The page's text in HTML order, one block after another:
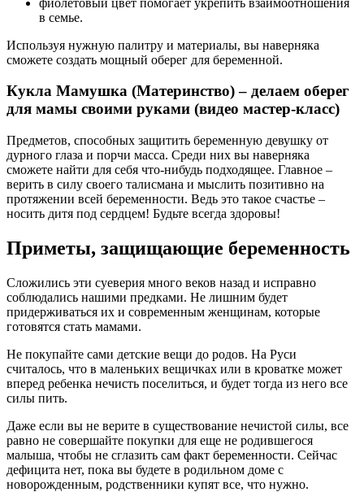
в семье.
Используя нужную палитру и материалы, вы наверняка
сможете создать мощный оберег для беременной.
Кукла Мамушка (Материнство) – делаем оберег
для мамы своими руками (видео мастер-класс)
Предметов, способных защитить беременную девушку от
дурного глаза и порчи масса. Среди них вы наверняка
сможете найти для себя что-нибудь подходящее. Главное –
верить в силу своего талисмана и мыслить позитивно на
протяжении всей беременности. Ведь это такое счастье –
носить дитя под сердцем! Будьте всегда здоровы!
Приметы, защищающие беременность
Сложились эти суеверия много веков назад и исправно
соблюдались нашими предками. Не лишним будет
придерживаться их и современным женщинам, которые
готовятся стать мамами.
Не покупайте сами детские вещи до родов. На Руси
считалось, что в маленьких вещичках или в кроватке может
вперед ребенка нечисть поселиться, и будет тогда из него все
силы пить.
Даже если вы не верите в существование нечистой силы, все
равно не совершайте покупки для еще не родившегося
малыша, чтобы не сглазить сам факт беременности. Сейчас
дефицита нет, пока вы будете в родильном доме с
новорожденным, родственники купят все, что нужно.